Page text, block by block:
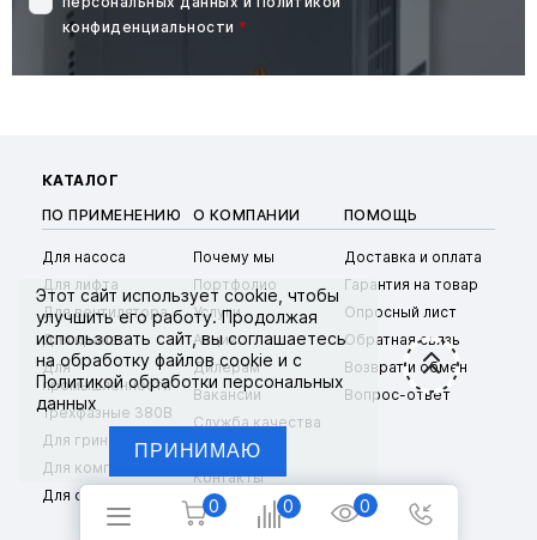
конфиденциальности *
КАТАЛОГ
ПО ПРИМЕНЕНИЮ
Для насоса
Для лифта
Для вентилятора
Для крана
Для
промышленности
Трехфазные 380В
Для гриндера
Для компрессора
Для станка
О КОМПАНИИ
Почему мы
Портфолио
Услуги
Акции
Дилерам
Вакансии
Служба качества
Реквизиты
Контакты
ПОМОЩЬ
Доставка и оплата
Гарантия на товар
Опросный лист
Обратная связь
Возврат и обмен
Вопрос-ответ
0 0 0
Этот сайт используетcookie , чтобы
улучшить его работу. Продолжая
использовать сайт, вы соглашаетесь
на обработку файлов cookie и с
Политикой обработки персональных
данных